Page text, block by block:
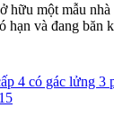
hữu một mẫu nhà
hạn và đang băn